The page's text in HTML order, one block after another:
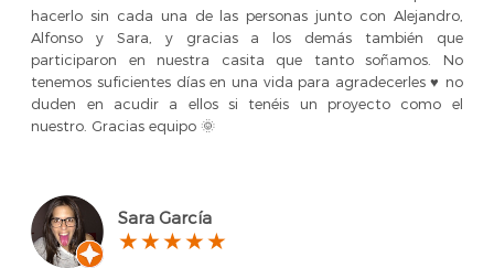
hacerlo sin cada una de las personas junto con Alejandro,
Alfonso y Sara, y gracias a los demás también que
participaron en nuestra casita que tanto soñamos. No
tenemos suficientes días en una vida para agradecerles ♥️ no
duden en acudir a ellos si tenéis un proyecto como el
nuestro. Gracias equipo 🌞
Sara García